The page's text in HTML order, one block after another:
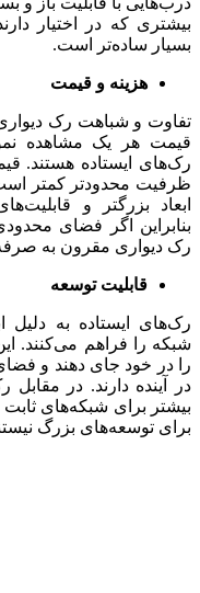
بیشتری که در اختیار
بسیار ساده‌تر است.
هزینه و قیمت
تفاوت و شباهت رک دیواری
قیمت هر یک مشاهده
رک‌های ایستاده هستند.
ظرفیت محدودتر کمتر
ابعاد بزرگتر و
بنابراین اگر فضای
رک دیواری مقرون به
قابلیت توسعه
رک‌های ایستاده به دلیل
شبکه را فراهم می‌کنند.
را در خود جای دهند و
در آینده دارند. در
بیشتر برای شبکه‌های
برای توسعه‌های بزرگ